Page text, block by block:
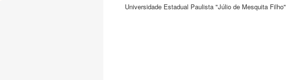
Universidade Estadual Paulista "Júlio de Mesquita Filho"